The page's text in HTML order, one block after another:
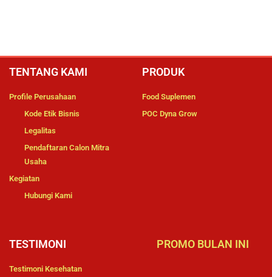
TENTANG KAMI
Profile Perusahaan
Kode Etik Bisnis
Legalitas
Pendaftaran Calon Mitra
Usaha
Kegiatan
Hubungi Kami
PRODUK
Food Suplemen
POC Dyna Grow
TESTIMONI
Testimoni Kesehatan
PROMO BULAN INI